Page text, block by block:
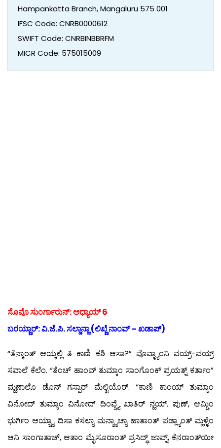
Hampankatta Branch, Mangaluru 575 001
IFSC Code: CNRB0000612
SWIFT Code: CNRBINBBRFM
MICR Code: 575015009
ಸೊವೊ ಸುಂರ್ಗಾರುನ್: ಅಧ್ಯಾಯ್ 6
ಬರಯ್ಣಾರ್: ವಿ.ಜೆ.ಪಿ. ಸಲ್ಡಾನ್ಹಾ (ಲಿಖ್ಣೆ ನಾಂವ್ – ಖಡಾಪ್)
“ತೆನ್ಕಾಂತ್ ಆಯ್ಕಲ್ಲಿ ತಿ ಕಾಣಿ ಕಶಿ ಆಸಾ?” ವೊವ್ಳ್ಯಾಂನಿ ವಯ್ರ್-ವಯ್ರ್
ಸವಾಲೆ ಕೆಲೆಂ. “ತೆಂಚ್ ಹಾಂವ್ ತುಮ್ಕಾಂ ಸಾಂಗೊಂಕ್ ಪ್ರಯತ್ನ್ ಕರ್ತಾಂ”
ಮ್ಹಣಾಲೊ ಡೊನ್ ಗಸ್ಪಾರ್ ಮೆಲ್ಖಿಯೊರ್. “ಕಾಣಿ ಕಾಂಯ್ ತುಮ್ಕಾಂ
ವಿನೋದ್ ತುಮ್ಕಾಂ ವಿನೋದ್ ದಿಂವ್ಚ್ಯೆ ಖಾತಿರ್ ನ್ಹಯ್. ಪುಣ್, ಆಮ್ಚಿಂ
ಭುರ್ಗಿಂ ಆಯ್ಚ್ಯಾ ದಿಸಾ ಕಸಲ್ಯಾ ಮನ್ಶ್ಯಾಚ್ಯಾ ಹಾತಾಂತ್ ಪಡ್ಲ್ಯಾಂತ್ ಮ್ಹಳ್ಳೆಂ
ಆನಿ ಸಾಂಗಾತಾಚ್, ಆತಾಂ ಮೈಸೂರಾಂತ್ ಪ್ರಸಿದ್ಧ್ ಜಾವ್ನ್, ಕೆನರಾಂತ್‍ಯೀ